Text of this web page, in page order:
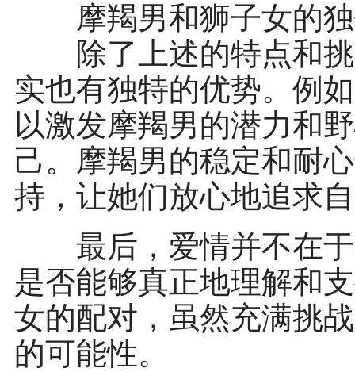
摩羯男和狮子女的独
除了上述的特点和挑
实也有独特的优势。例
以激发摩羯男的潜力和
己。摩羯男的稳定和耐
持，让她们放心地追求
最后，爱情并不在于
是否能够真正地理解和
女的配对，虽然充满挑
的可能性。